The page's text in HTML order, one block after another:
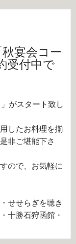
宴会コー
受付中で
がスタート致し
したお料理を揃
非ご堪能下さ
ので、お気軽に
せせらぎを聴き
十勝石狩函館・